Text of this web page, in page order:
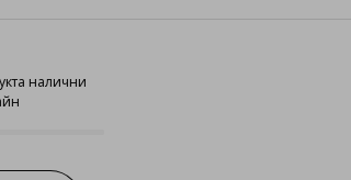
налични